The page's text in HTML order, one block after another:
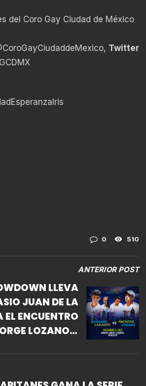
del Coro Gay Ciudad de México
Twitter
0 510
ANTERIOR POST
LLEVA
JUAN DE LA
EL ENCUENTRO
LOZANO Y
Y MANSOUR